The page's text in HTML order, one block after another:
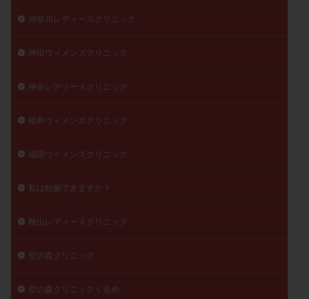
神奈川レディースクリニック
神田ウィメンズクリニック
神谷レディースクリニック
福井ウィメンズクリニック
福田ウイメンズクリニック
私は妊娠できますか？
秋山レディースクリニック
空の森クリニック
空の森クリニックくるめ